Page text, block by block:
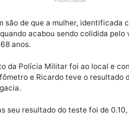
zona leste da capital
alcoólicas.
são de que a mulher,
de 68 anos.